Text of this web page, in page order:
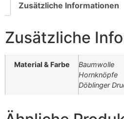
Zusätzliche Informationen
Zusätzliche
Material & Farbe
Baumwolle
Hornknöpfe
Döblinger